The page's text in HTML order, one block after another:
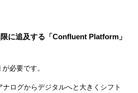
に追及する「Confluent Platform」
が必要です。
ログからデジタルへと大きくシフト